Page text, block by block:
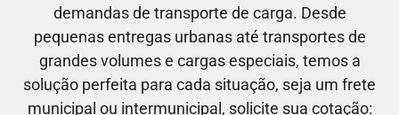
demandas de transporte de carga. Desde
pequenas entregas urbanas até transportes de
grandes volumes e cargas especiais, temos a
solução perfeita para cada situação, seja um frete
municipal ou intermunicipal, solicite sua cotação: